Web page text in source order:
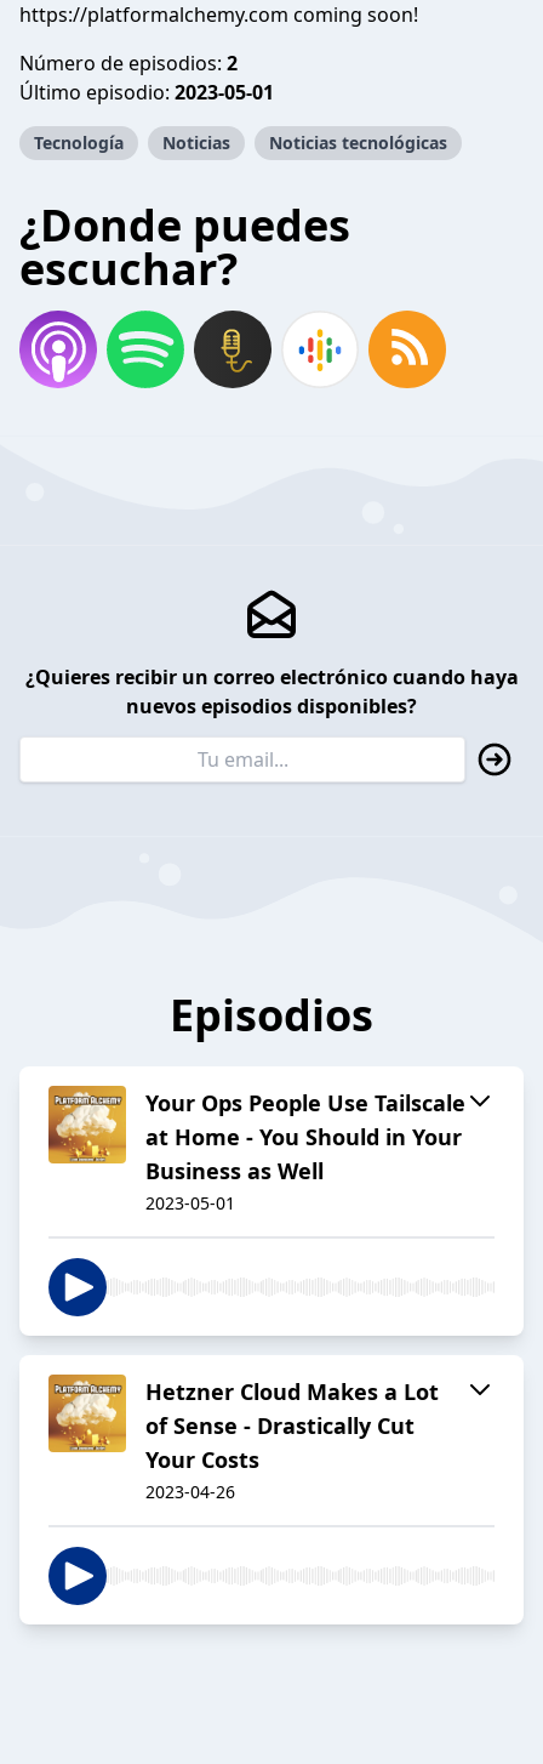
https://platformalchemy.com coming soon!
Número de episodios: 2
Último episodio: 2023-05-01
Tecnología Noticias Noticias tecnológicas
¿Donde puedes
escuchar?
¿Quieres recibir un correo electrónico cuando haya
nuevos episodios disponibles?
Episodios
Your Ops People Use Tailscale
at Home - You Should in Your
Business as Well
2023-05-01
Hetzner Cloud Makes a Lot
of Sense - Drastically Cut
Your Costs
2023-04-26